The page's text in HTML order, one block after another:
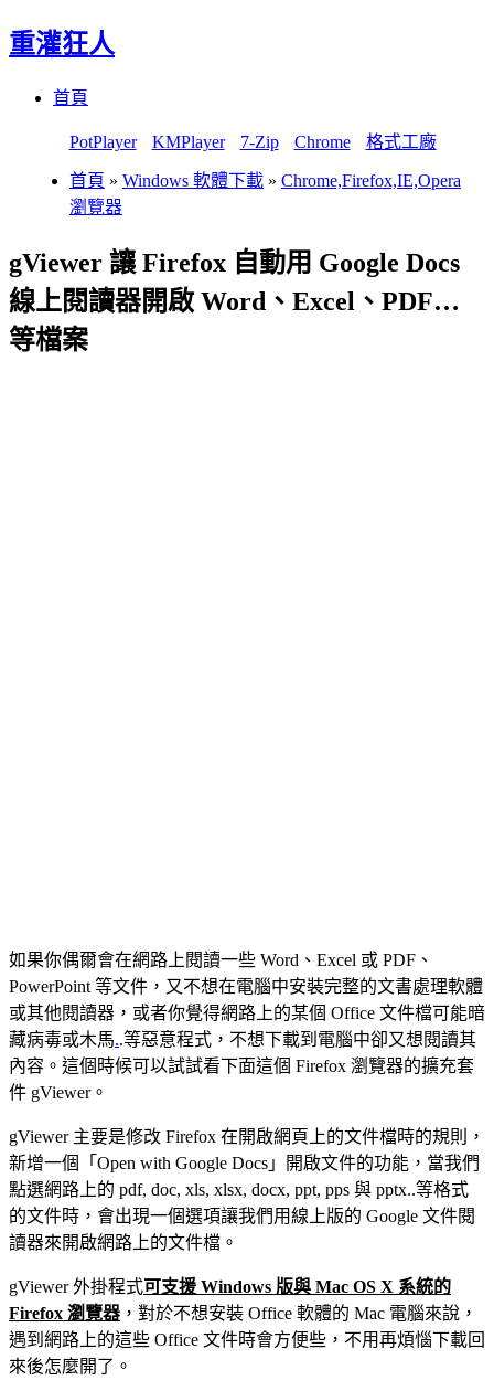
重灌狂人
首頁
PotPlayer KMPlayer 7-Zip Chrome 格式工廠
首頁 » Windows 軟體下載 » Chrome,Firefox,IE,Opera
瀏覽器
gViewer 讓 Firefox 自動用 Google Docs
線上閱讀器開啟 Word、Excel、PDF…
等檔案
如果你偶爾會在網路上閱讀一些 Word、Excel 或 PDF、
PowerPoint 等文件，又不想在電腦中安裝完整的文書處理軟體
或其他閱讀器，或者你覺得網路上的某個 Office 文件檔可能暗
藏病毒或木馬..等惡意程式，不想下載到電腦中卻又想閱讀其
內容。這個時候可以試試看下面這個 Firefox 瀏覽器的擴充套
件 gViewer。
gViewer 主要是修改 Firefox 在開啟網頁上的文件檔時的規則，
新增一個「Open with Google Docs」開啟文件的功能，當我們
點選網路上的 pdf, doc, xls, xlsx, docx, ppt, pps 與 pptx..等格式
的文件時，會出現一個選項讓我們用線上版的 Google 文件閱
讀器來開啟網路上的文件檔。
gViewer 外掛程式可支援 Windows 版與 Mac OS X 系統的
Firefox 瀏覽器 ，對於不想安裝 Office 軟體的 Mac 電腦來說，
遇到網路上的這些 Office 文件時會方便些，不用再煩惱下載回
來後怎麼開了。